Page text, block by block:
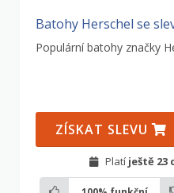
Batohy Herschel se
Populární batohy značky
ZÍSKAT SLEVU
Platí ještě 23